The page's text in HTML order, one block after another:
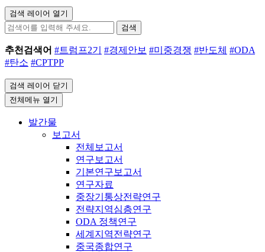
검색 레이어 열기
검색
추천검색어 #트럼프2기 #경제안보 #미중경쟁 #반도체 #ODA
#탄소 #CPTPP
검색 레이어 닫기
전체메뉴 열기
발간물
보고서
전체보고서
연구보고서
기본연구보고서
연구자료
중장기통상전략연구
전략지역심층연구
ODA 정책연구
세계지역전략연구
중국종합연구